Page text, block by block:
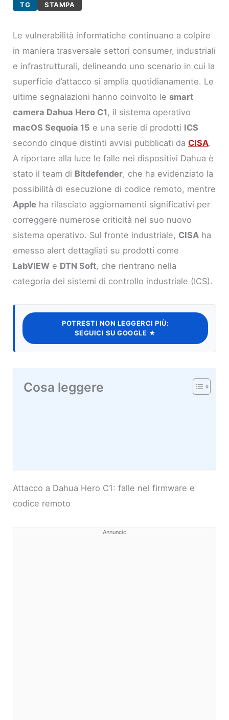
TG STAMPA
Le vulnerabilità informatiche continuano a colpire
in maniera trasversale settori consumer, industriali
e infrastrutturali, delineando uno scenario in cui la
superficie d’attacco si amplia quotidianamente. Le
ultime segnalazioni hanno coinvolto le smart
camera Dahua Hero C1, il sistema operativo
macOS Sequoia 15 e una serie di prodotti ICS
secondo cinque distinti avvisi pubblicati daCISA.
A riportare alla luce le falle nei dispositivi Dahua è
stato il team di Bitdefender, che ha evidenziato la
possibilità di esecuzione di codice remoto, mentre
Apple ha rilasciato aggiornamenti significativi per
correggere numerose criticità nel suo nuovo
sistema operativo. Sul fronte industriale, CISA ha
emesso alert dettagliati su prodotti come
LabVIEW e DTN Soft, che rientrano nella
categoria dei sistemi di controllo industriale (ICS).
POTRESTI NON LEGGERCI PIÙ:
SEGUICI SU GOOGLE ★
Cosa leggere
Attacco a Dahua Hero C1: falle nel firmware e
codice remoto
Annuncio